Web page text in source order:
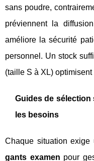
sans poudre,
préviennent la
améliore la sécurité
personnel. Un stock
(taille S à XL)
Guides de sélection
les besoins
Chaque situation
gants examen pour